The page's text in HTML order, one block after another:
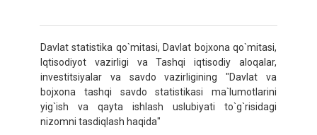
Davlat statistika qo`mitasi, Davlat bojxona qo`mitasi,
Iqtisodiyot vazirligi va Tashqi iqtisodiy aloqalar,
investitsiyalar va savdo vazirligining "Davlat va
bojxona tashqi savdo statistikasi ma`lumotlarini
yig`ish va qayta ishlash uslubiyati to`g`risidagi
nizomni tasdiqlash haqida"